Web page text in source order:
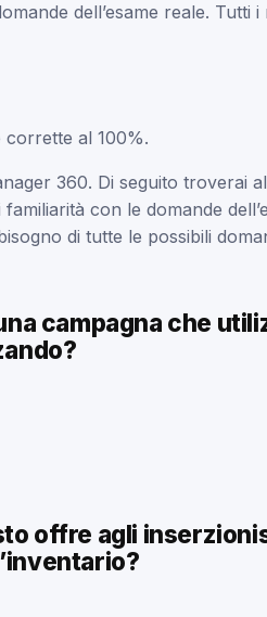
dell’esame reale. Tutti i
corrette al 100%.
360. Di seguito troverai
con le domande
di tutte le possibili
campagna che
offre agli